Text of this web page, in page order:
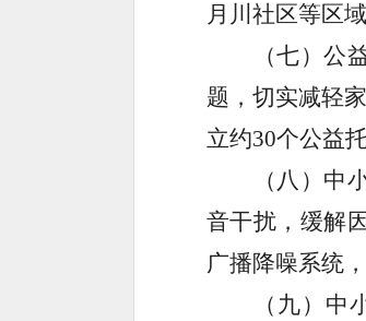
月川社区等区
（七）公
题，切实减轻
立约30个公益
（八）中
音干扰，缓解
广播降噪系统
（九）